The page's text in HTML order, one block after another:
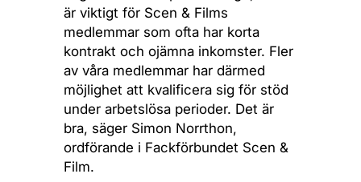
är viktigt för Scen & Films
medlemmar som ofta har korta
kontrakt och ojämna inkomster. Fler
av våra medlemmar har därmed
möjlighet att kvalificera sig för stöd
under arbetslösa perioder. Det är
bra, säger Simon Norrthon,
ordförande i Fackförbundet Scen &
Film.